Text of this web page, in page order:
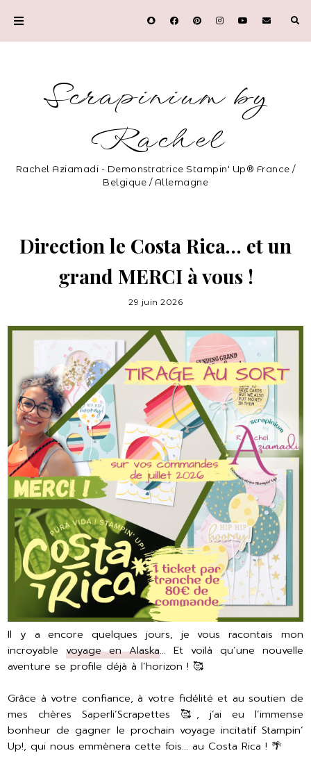
Scrapinium by
Rachel
Rachel Aziamadi - Demonstratrice Stampin' Up® France /
Belgique / Allemagne
Direction le Costa Rica… et un
grand MERCI à vous !
29 juin 2026
Il y a encore quelques jours, je vous racontais mon
incroyablevoyage en Alaska… Et voilà qu’une nouvelle
aventure se profile déjà à l’horizon ! 🥰
Grâce à votre confiance, à votre fidélité et au soutien de
mes chères Saperli’Scrapettes 🥰, j’ai eu l’immense
bonheur de gagner le prochain voyage incitatif Stampin’
Up!, qui nous emmènera cette fois… au Costa Rica ! 🌴